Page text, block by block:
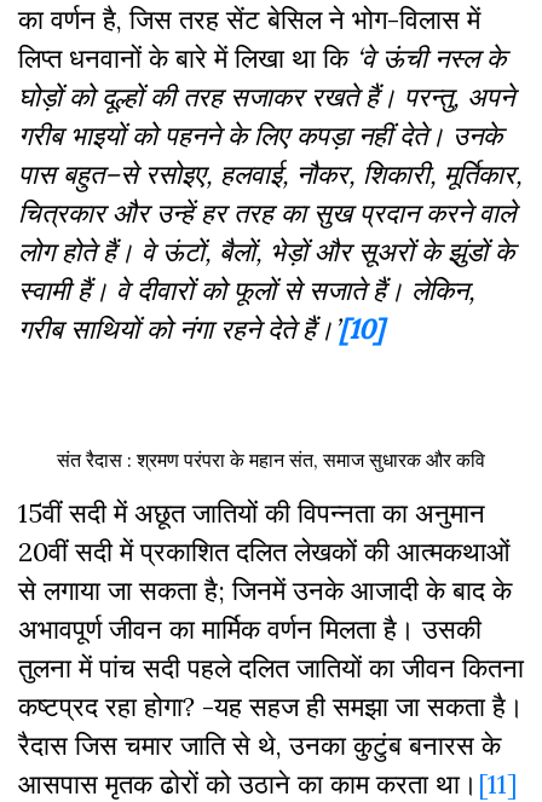
का वर्णन है, जिस तरह सेंट बेसिल ने भोग-विलास में
लिप्त धनवानों के बारे में लिखा था कि ‘वे ऊंची नस्ल के
घोड़ों को दूल्हों की तरह सजाकर रखते हैं। परन्तु, अपने
गरीब भाइयों को पहनने के लिए कपड़ा नहीं देते। उनके
पास बहुत–से रसोइए, हलवाई, नौकर, शिकारी, मूर्तिकार,
चित्रकार और उन्हें हर तरह का सुख प्रदान करने वाले
लोग होते हैं। वे ऊंटों, बैलों, भेड़ों और सूअरों के झुंडों के
स्वामी हैं। वे दीवारों को फूलों से सजाते हैं। लेकिन,
गरीब साथियों को नंगा रहने देते हैं। [10]
संत रैदास : श्रमण परंपरा के महान संत, समाज सुधारक और कवि
15वीं सदी में अछूत जातियों की विपन्नता का अनुमान
20वीं सदी में प्रकाशित दलित लेखकों की आत्मकथाओं
से लगाया जा सकता है; जिनमें उनके आजादी के बाद के
अभावपूर्ण जीवन का मार्मिक वर्णन मिलता है। उसकी
तुलना में पांच सदी पहले दलित जातियों का जीवन कितना
कष्टप्रद रहा होगा? -यह सहज ही समझा जा सकता है।
रैदास जिस चमार जाति से थे, उनका कुटुंब बनारस के
आसपास मृतक ढोरों को उठाने का काम करता था। [11]